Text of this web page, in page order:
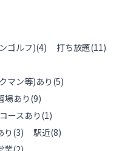
ゴルフ)(4) 打ち放題(11)
マン等)あり (5)
場あり (9)
ースあり (1)
り (3) 駅近(8)